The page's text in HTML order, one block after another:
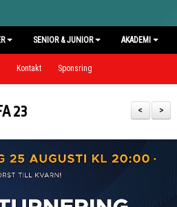
SENIOR & JUNIOR AKADEMI
Kontakt Sponsring
>
<
23